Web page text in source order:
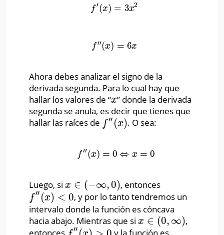
f′(x) = 3x2
f′(x)= 3x 2
f′′(x) = 6x
f″(x)= 6x
Ahora debes analizar el signo de la
derivada segunda. Para lo cual hay que
hallar los valores de “x
x” donde la derivada
segunda se anula, es decir que tienes que
hallar las raíces de f′′ (x)
f″(x) . O sea:
f′′(x) = 0 ⇔ x = 0
f″(x )=0⇔x= 0
Luego, si x ∈ (−∞,0)
x∈(− ∞,0) , entonces
f′′ (x) < 0
f″(x)<0
, y por lo tanto tendremos un
intervalo donde la función es cóncava
hacia abajo. Mientras que si x ∈ (0, ∞)
x∈(0 ,∞)
,
′′